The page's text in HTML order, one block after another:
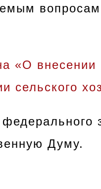
«О
сельского
Думу.